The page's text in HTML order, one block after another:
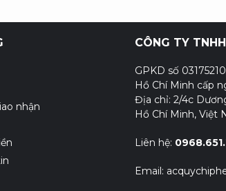
nhận
CÔNG TY
GPKD số
Hồ Chí Minh cấp
Địa chỉ: 2/4c
Hồ Chí Minh, Việt
Liên hệ:
Email: